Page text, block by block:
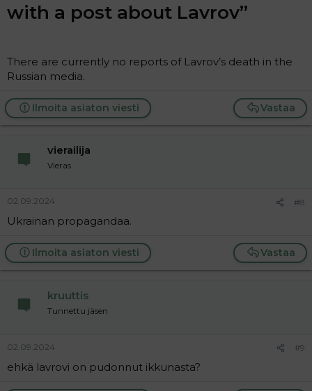
with a post about Lavrov”
There are currently no reports of Lavrov’s death in the
Russian media.
Vastaa
Ilmoita asiaton viesti
vierailija
Vieras
02.09.2024 #8
Ukrainan propagandaa.
Vastaa
Ilmoita asiaton viesti
kruuttis
Tunnettu jäsen
02.09.2024 #9
ehkä lavrovi on pudonnut ikkunasta?